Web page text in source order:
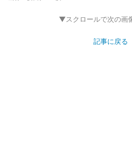
▼スクロールで次の画
記事に戻る